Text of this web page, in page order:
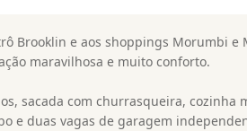
Brooklin e aos shoppings Morumbi e
maravilhosa e muito conforto.
sacada com churrasqueira, cozinha
e duas vagas de garagem